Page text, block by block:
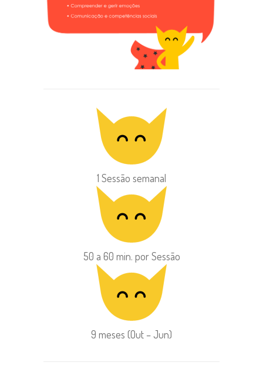
1 Sessão semanal
50 a 60 min. por Sessão
9 meses (Out – Jun)